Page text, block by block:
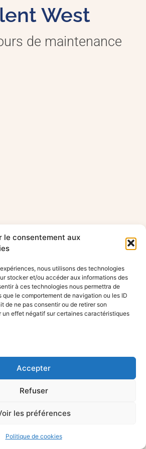
le consentement aux
nous utilisons des technologies
stocker et/ou accéder aux informations des
à ces technologies nous permettra de
que le comportement de navigation ou les ID
de ne pas consentir ou de retirer son
effet négatif sur certaines caractéristiques
Accepter
Refuser
les préférences
Politique de cookies
West
de maintenance